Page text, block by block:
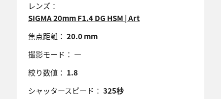
Today's Photos選出おめでとうございます。そのま
まポスターになりそうな美しい作品ですね。
シロッコ
2023/07/08 17:48:40
Today's Photos選出おめでとう御座います。
レンズ：
SIGMA 20mm F1.4 DG HSM | Art
焦点距離： 20.0 mm
撮影モード： ―
絞り数値： 1.8
シャッタースピード： 325秒